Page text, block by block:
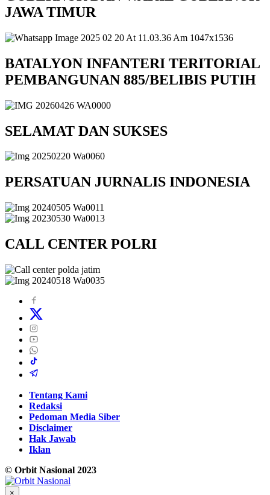
JAWA TIMUR
BATALYON INFANTERI TERITORIAL
PEMBANGUNAN 885/BELIBIS PUTIH
SELAMAT DAN SUKSES
PERSATUAN JURNALIS INDONESIA
CALL CENTER POLRI
Tentang Kami
Redaksi
Pedoman Media Siber
Disclaimer
Hak Jawab
Iklan
© Orbit Nasional 2023
×